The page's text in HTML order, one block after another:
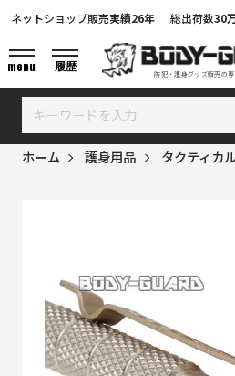
防犯・護身グッズ販売の
ネットショップ販売実績26年 総出荷数30
menu 履歴
ホーム 護身用品 タクティカ